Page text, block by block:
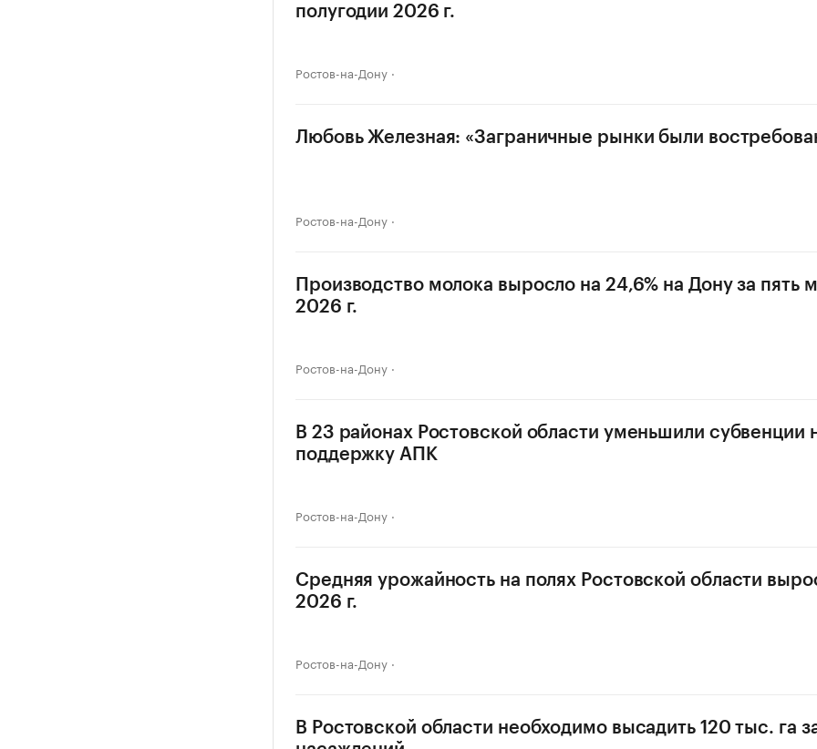
полугодии 2026 г.
Ростов-на-Дону
Любовь Железная: «Заграничные рынки были
Ростов-на-Дону
Производство молока выросло на 24,6% на Дону за пять
2026 г.
Ростов-на-Дону
В 23 районах Ростовской области уменьшили субвенции
поддержку АПК
Ростов-на-Дону
Средняя урожайность на полях Ростовской области
2026 г.
Ростов-на-Дону
В Ростовской области необходимо высадить 120 тыс. га